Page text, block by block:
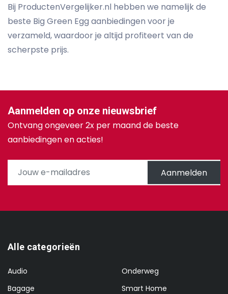
Bij ProductenVergelijker.nl hebben we namelijk de
beste Big Green Egg aanbiedingen voor je
verzameld, waardoor je altijd profiteert van de
scherpste prijs.
Aanmelden op onze nieuwsbrief
Ontvang ongeveer 2x per maand de beste
aanbiedingen en acties!
Aanmelden
Alle categorieën
Audio
Bagage
Onderweg
Smart Home